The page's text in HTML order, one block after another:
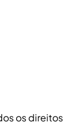
os direitos